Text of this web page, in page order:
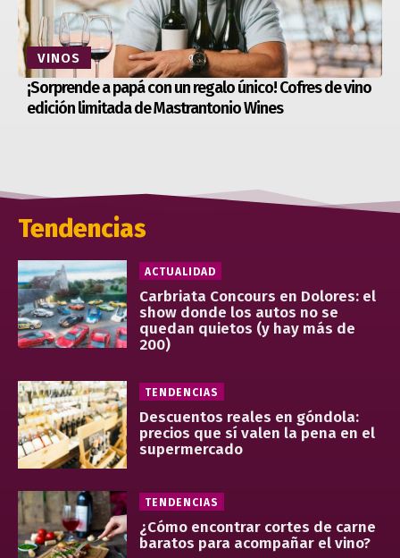
VINOS
¡Sorprende a papá con un regalo único! Cofres de vino
edición limitada de Mastrantonio Wines
Tendencias
ACTUALIDAD
Carbriata Concours en Dolores: el
show donde los autos no se
quedan quietos (y hay más de
200)
TENDENCIAS
Descuentos reales en góndola:
precios que sí valen la pena en el
supermercado
TENDENCIAS
¿Cómo encontrar cortes de carne
baratos para acompañar el vino?